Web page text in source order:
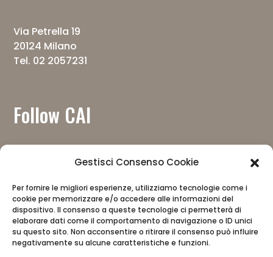
Gestisci Consenso Cookie
Per fornire le migliori esperienze, utilizziamo tecnologie come i
cookie per memorizzare e/o accedere alle informazioni del
dispositivo. Il consenso a queste tecnologie ci permetterà di
elaborare dati come il comportamento di navigazione o ID unici
su questo sito. Non acconsentire o ritirare il consenso può influire
negativamente su alcune caratteristiche e funzioni.
Via Petrella 19
20124 Milano
Tel. 02 2057231
Follow CAI
Download the app